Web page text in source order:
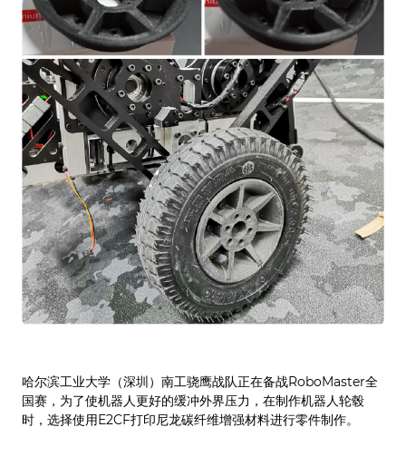
哈尔滨工业大学（深圳）南工骁鹰战队正在备战RoboMaster全
国赛，为了使机器人更好的缓冲外界压力，在制作机器人轮毂
时，选择使用E2CF打印尼龙碳纤维增强材料进行零件制作。